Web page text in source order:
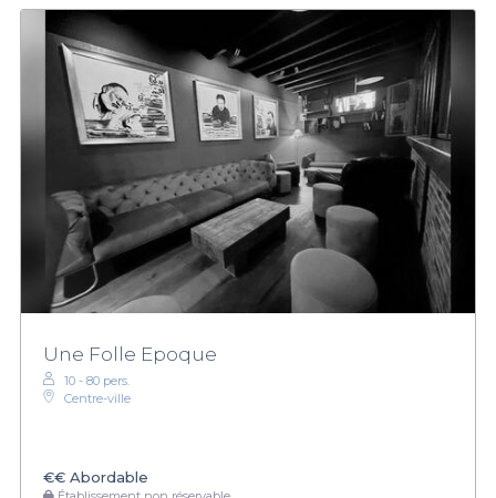
Une Folle Epoque
10 - 80 pers.
Centre-ville
€€ Abordable